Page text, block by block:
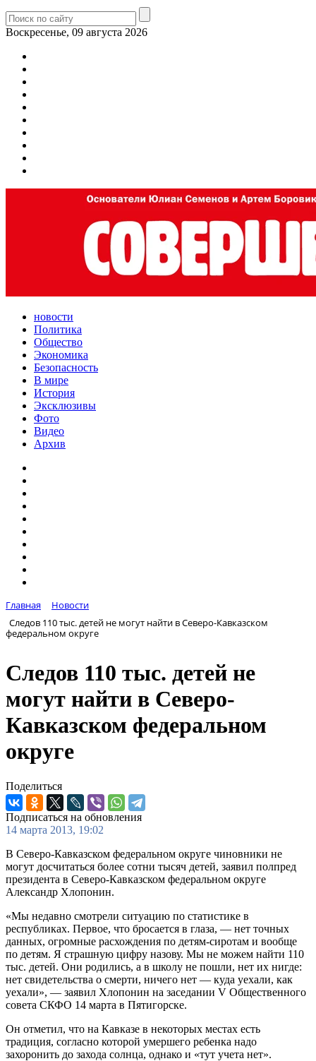
Воскресенье, 09 августа 2026
новости
Политика
Общество
Экономика
Безопасность
В мире
История
Эксклюзивы
Фото
Видео
Архив
Главная
Новости
Следов 110 тыс. детей не могут найти в Северо-Кавказском
федеральном округе
Следов 110 тыс. детей не
могут найти в Северо-
Кавказском федеральном
округе
Поделиться
Подписаться на обновления
14 марта 2013, 19:02
В Северо-Кавказском федеральном округе чиновники не
могут досчитаться более сотни тысяч детей, заявил полпред
президента в Северо-Кавказском федеральном округе
Александр Хлопонин.
«Мы недавно смотрели ситуацию по статистике в
республиках. Первое, что бросается в глаза, — нет точных
данных, огромные расхождения по детям-сиротам и вообще
по детям. Я страшную цифру назову. Мы не можем найти 110
тыс. детей. Они родились, а в школу не пошли, нет их нигде:
нет свидетельства о смерти, ничего нет — куда уехали, как
уехали», — заявил Хлопонин на заседании V Общественного
совета СКФО 14 марта в Пятигорске.
Он отметил, что на Кавказе в некоторых местах есть
традиция, согласно которой умершего ребенка надо
захоронить до захода солнца, однако и «тут учета нет».